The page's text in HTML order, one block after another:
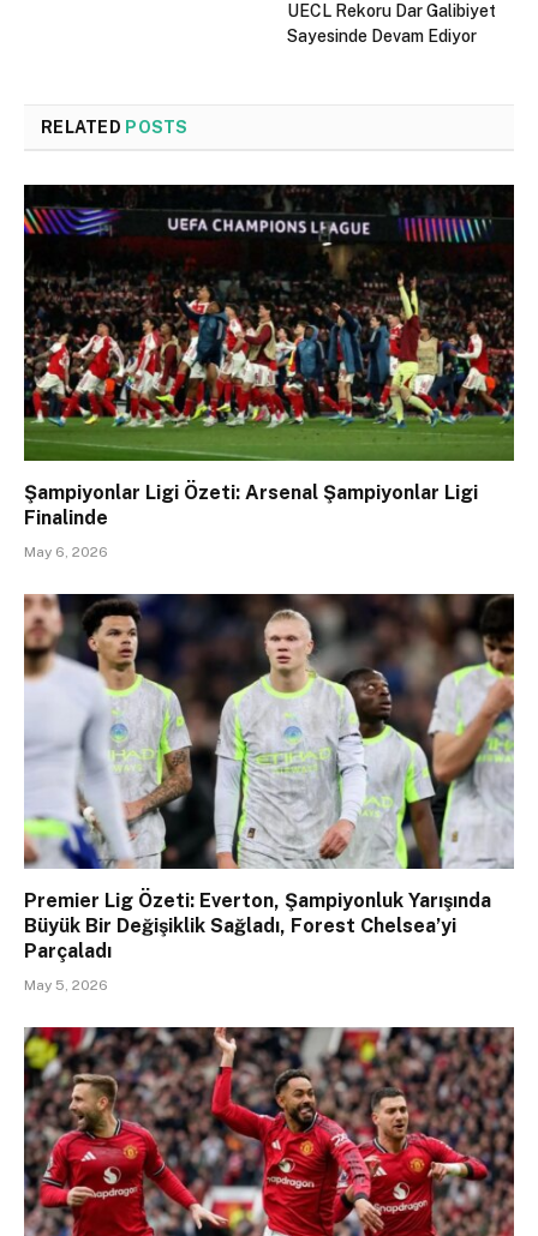
UECL Rekoru Dar Galibiyet
Sayesinde Devam Ediyor
RELATED POSTS
Şampiyonlar Ligi Özeti: Arsenal Şampiyonlar Ligi
Finalinde
May 6, 2026
Premier Lig Özeti: Everton, Şampiyonluk Yarışında
Büyük Bir Değişiklik Sağladı, Forest Chelsea’yi
Parçaladı
May 5, 2026